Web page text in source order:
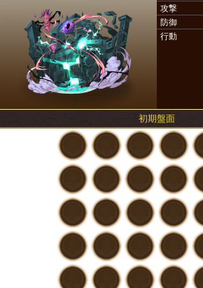
攻撃
防御
行動
初期盤面